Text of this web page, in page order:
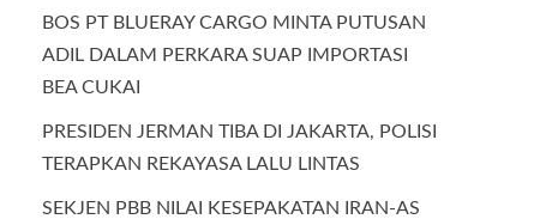
BOS PT BLUERAY CARGO MINTA PUTUSAN
ADIL DALAM PERKARA SUAP IMPORTASI
BEA CUKAI
PRESIDEN JERMAN TIBA DI JAKARTA, POLISI
TERAPKAN REKAYASA LALU LINTAS
SEKJEN PBB NILAI KESEPAKATAN IRAN-AS